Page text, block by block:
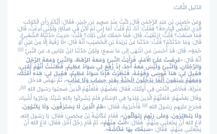
الدَّليل الثَّالث:
وَعَنْ حُصَيْنِ بْنِ عَبْدِ الرَّحْمٰن قَالَ: كُنْتُ عِنْدَ سَعِيدِ بْنِ جُبَيْرٍ، فَقَالَ: أَيُّكُمْ رَأَى الْكَوْكَبَ
الَّذِي انْقَضَّ الْبَارِحَةَ؟ فَقُلْتُ: أَنَا، ثُمَّ قُلْتُ: أَمَا إِنِّي لَمْ أَكُنْ فِي صَلَاةٍ؛ وَلَكِنِّي لُدِغْتُ، قَالَ:
فَمَا صَنَعْتَ؟ قُلْتُ: ارْتَقَيْتُ، قَالَ: فَمَا حَمَلَكَ عَلَى ذَلِكَ؟ قُلْتُ: حَدِيثٌ حَدَّثَنَاهُ الشَّعْبِيُّ،
قَالَ: وَمَا حَدَّثَكُمْ؟ قُلْتُ: حَدَّثَنَا عَنْ بُرَيْدَةَ بْنِ الْـحُصَيْبِ؛ أَنَّهُ قَالَ: «لَا رُقْيَةَ إِلَّا مِنْ عَيْنٍ أَوْ
حُمَةٍ»، قَالَ: قَدْ أَحْسَنَ مَنِ انْتَهَى إِلَى مَا سَمِعَ؛ وَلَكِنْ حَدَّثَنَا ابْنُ عَبَّاسٍ ﭭ، عَنِ النَّبِيِّ ﷺ
أَنَّهُ قَالَ: «عُرِضَتْ عَلَيَّ الأُمَمُ، فَرَأَيْتُ النَّبِيَّ وَمَعَهُ الرَّهْطُ، وَالنَّبِيَّ وَمَعَهُ الرَّجُلُ
وَالرَّجُلَانِ، وَالنَّبِيَّ وَلَيْسَ مَعَهُ أَحَدٌ، إِذْ رُفِعَ لِي سَوَادٌ عَظِيمٌ، فَظَنَنْتُ أَنَّهُمْ أُمَّتِي،
فَقِيلَ لِي: هٰذا مُوسَى وَقَوْمُهُ، فَنَظَرْتُ فَإِذَا سَوَادٌ عَظِيمٌ، فَقِيلَ لِي: هٰذه أُمَّتُكَ،
وَمَعَهُمْ سَبْعُونَ أَلْفًا يَدْخُلُونَ الْـجَنَّةَ بِغَيْرِ حِسَابٍ وَلَا عَذَابٍ»، ثُمَّ نَهَضَ فَدَخَلَ
مَنْزِلَهُ، فَخَاضَ النَّاسُ فِي أُولَئِكَ، فَقَالَ بَعْضُهُمْ: فَلَعَلَّهُمُ الَّذِينَ صَحِبُوا رَسُولَ اللهِ ﷺ،
وَقَالَ بَعْضُهُمْ: فَلَعَلَّهُمُ الَّذِينَ وُلِدُوا فِي الإِسْلَامِ فَلَمْ يُشْـرِكُوا بِاللهِ شَيْئًا، وَذَكَرُوا أَشْيَاءَ،
فَخَرَجَ عَلَيْهِم رَسُولُ اللهِ ﷺ فَأَخْبَرُوهُ، فَقَالَ: «هُمُ الَّذِينَ لَا يَسْتَرْقُونَ، وَلَا يَكْتَوُونَ،
وَلَا يَتَطَيَّرُونَ، وَعَلَى رَبِّهِمْ يَتَوَكَّلُونَ»، فَقَامَ عُكَّاشَةُ بْنُ مِحْصَنٍ؛ فَقَالَ: يَا رَسُولَ اللهِ،
ادْعُ اللهَ أَنْ يَجْعَلَنِي مِنْهُمْ، فَقَالَ: «أَنْتَ مِنْهُمْ»، ثُمَّ قَامَ رَجُلٌ آخَرُ، فَقَالَ: ادْعُ اللهَ أَنْ
يَجْعَلَنِي مِنْهُمْ، فَقَالَ: «سَبَقَكَ بِهَا عُكَّاشَةُ».